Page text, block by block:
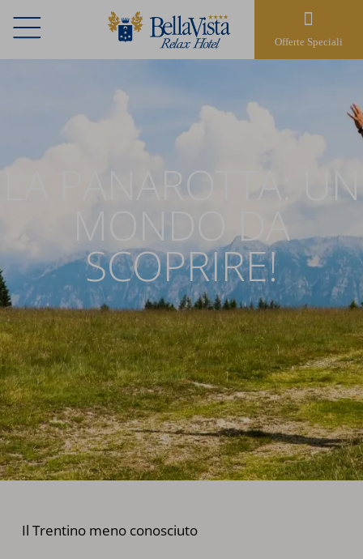
Offerte Speciali
LA PANAROTTA: UN
MONDO DA
SCOPRIRE!
Il Trentino meno conosciuto